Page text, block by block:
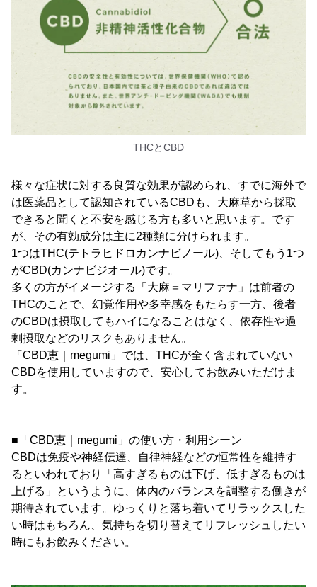
THCとCBD
様々な症状に対する良質な効果が認められ、すでに海外で
は医薬品として認知されているCBDも、大麻草から採取
できると聞くと不安を感じる方も多いと思います。です
が、その有効成分は主に2種類に分けられます。
1つはTHC(テトラヒドロカンナビノール)、そしてもう1つ
がCBD(カンナビジオール)です。
多くの方がイメージする「大麻＝マリファナ」は前者の
THCのことで、幻覚作用や多幸感をもたらす一方、後者
のCBDは摂取してもハイになることはなく、依存性や過
剰摂取などのリスクもありません。
「CBD恵｜megumi」では、THCが全く含まれていない
CBDを使用していますので、安心してお飲みいただけま
す。
■「CBD恵｜megumi」の使い方・利用シーン
CBDは免疫や神経伝達、自律神経などの恒常性を維持す
るといわれており「高すぎるものは下げ、低すぎるものは
上げる」というように、体内のバランスを調整する働きが
期待されています。ゆっくりと落ち着いてリラックスした
い時はもちろん、気持ちを切り替えてリフレッシュしたい
時にもお飲みください。